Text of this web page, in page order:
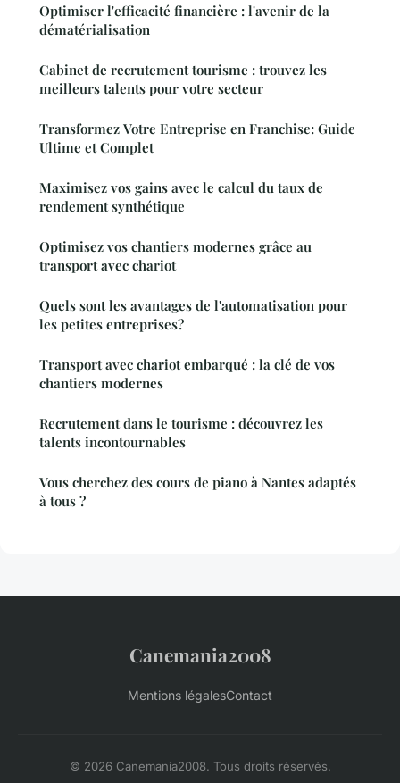
Optimiser l'efficacité financière : l'avenir de la
dématérialisation
Cabinet de recrutement tourisme : trouvez les
meilleurs talents pour votre secteur
Transformez Votre Entreprise en Franchise: Guide
Ultime et Complet
Maximisez vos gains avec le calcul du taux de
rendement synthétique
Optimisez vos chantiers modernes grâce au
transport avec chariot
Quels sont les avantages de l'automatisation pour
les petites entreprises?
Transport avec chariot embarqué : la clé de vos
chantiers modernes
Recrutement dans le tourisme : découvrez les
talents incontournables
Vous cherchez des cours de piano à Nantes adaptés
à tous ?
Canemania2008
Mentions légalesContact
© 2026 Canemania2008. Tous droits réservés.